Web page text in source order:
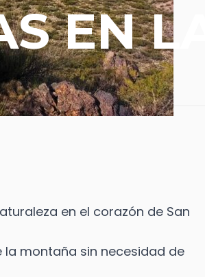
EN LA
en el corazón de San
la montaña sin necesidad de